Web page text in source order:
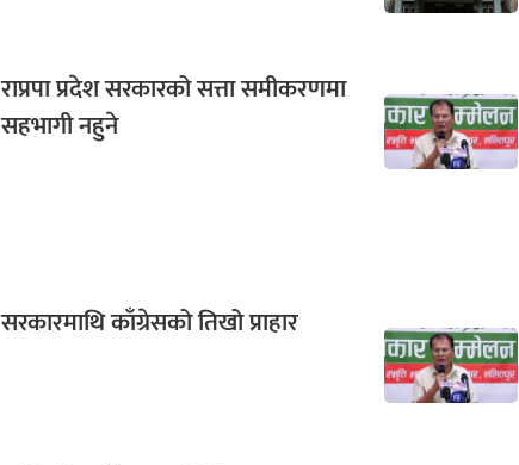
राप्रपा प्रदेश सरकारको सत्ता समीकरणमा
सहभागी नहुने
सरकारमाथि काँग्रेसको तिखो प्राहार